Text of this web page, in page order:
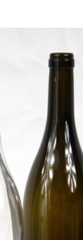
DÉTAILS